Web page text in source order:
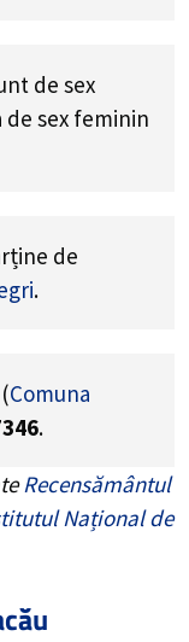
de sex
sex feminin
de
.
(Comuna
.
Recensământul
Național de